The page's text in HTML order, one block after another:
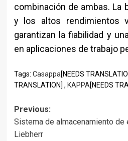
combinación de ambas. La
y los altos rendimientos
garantizan la fiabilidad y
en aplicaciones de trabajo
Tags: Casappa[NEEDS
TRANSLATION] , KAPPA[NEEDS
Post
navigation
Previous:
Sistema de almacenamiento de
Liebherr